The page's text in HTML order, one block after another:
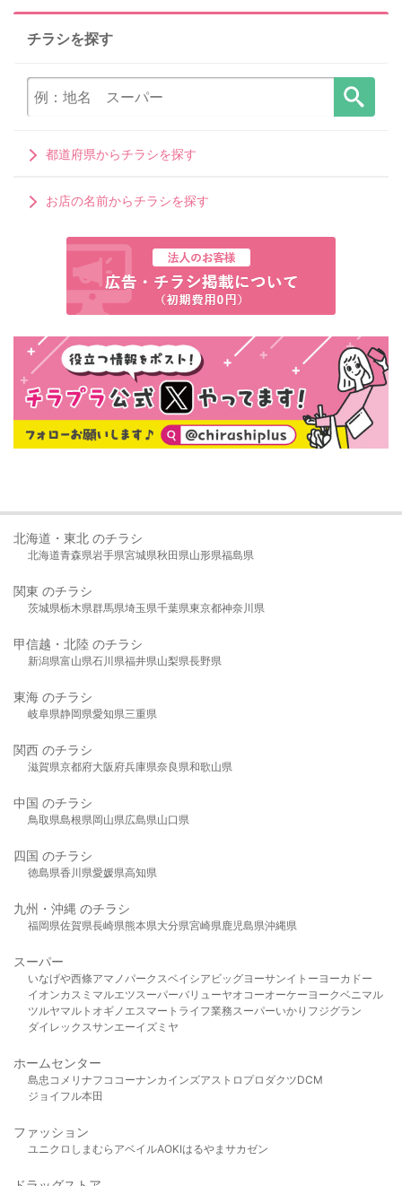
チラシを探す
都道府県からチラシを探す
お店の名前からチラシを探す
北海道・東北 のチラシ
北海道青森県岩手県宮城県秋田県山形県福島県
関東 のチラシ
茨城県栃木県群馬県埼玉県千葉県東京都神奈川県
甲信越・北陸 のチラシ
新潟県富山県石川県福井県山梨県長野県
東海 のチラシ
岐阜県静岡県愛知県三重県
関西 のチラシ
滋賀県京都府大阪府兵庫県奈良県和歌山県
中国 のチラシ
鳥取県島根県岡山県広島県山口県
四国 のチラシ
徳島県香川県愛媛県高知県
九州・沖縄 のチラシ
福岡県佐賀県長崎県熊本県大分県宮崎県鹿児島県沖縄県
スーパー
いなげや西條アマノパークスベイシア ビッグヨーサンイトーヨーカドー
イオンカスミ マルエツスーパーバリューヤオコーオーケー ヨークベニマル
ツルヤマルト オギノ エスマート ライフ業務スーパーいかり フジグラン
ダイレックスサンエーイズミヤ
ホームセンター
島忠 コメリ ナフコ コーナンカインズアストロプロダクツDCM
ジョイフル本田
ファッション
ユニクロ しまむら アベイルAOKIはるやま サカゼン